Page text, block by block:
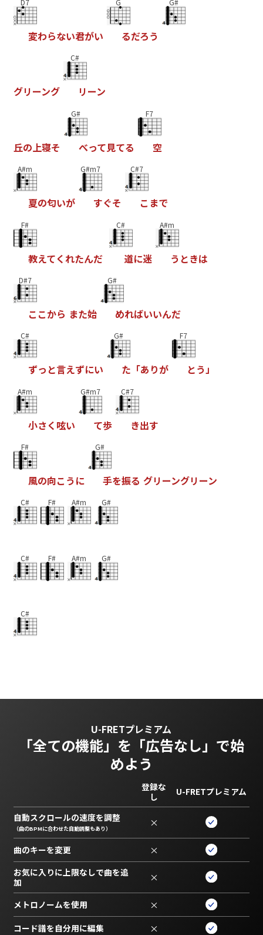
D7
変わらない君がい
G
るだろう
G#
グリーング
C#
リーン
丘の 上寝そ
G#
べって見てる
F7
空
A#m
夏の匂いが
G#m7
すぐそ
C#7
こ まで
F#
教えてく れたんだ
C#
道に迷
A#m
う ときは
D#7
こ こから また始
G#
めればいいんだ
C#
ずっ と言えずにい
G#
た 「あ りが
F7
とう」
A#m
小さく 呟い
G#m7
て歩
C#7
き出す
F#
風の向こ う に
G#
手を振る グリーングリーン
C# F# A#m G#
C# F# A#m G#
C#
U-FRETプレミアム
「全ての機能」を 「広告なし」で始
めよう
登録な
し
U-FRETプレミアム
自動スクロールの速度を調整
（曲のBPMに合わせた自動調整もあり） ×
曲のキーを変更 ×
お気に入りに上限なしで曲を追
加
×
メトロノームを使用 ×
コード譜を自分用に編集 ×